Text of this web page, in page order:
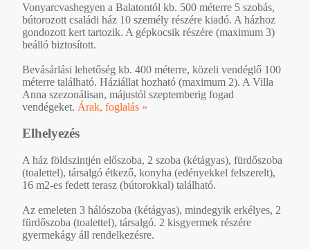
Vonyarcvashegyen a Balatontól kb. 500 méterre 5 szobás,
bútorozott családi ház 10 személy részére kiadó. A házhoz
gondozott kert tartozik. A gépkocsik részére (maximum 3)
beálló biztosított.
Bevásárlási lehetőség kb. 400 méterre, közeli vendéglő 100
méterre található. Háziállat hozható (maximum 2). A Villa
Anna szezonálisan, májustól szeptemberig fogad
vendégeket. Árak, foglalás »
Elhelyezés
A ház földszintjén előszoba, 2 szoba (kétágyas), fürdőszoba
(toalettel), társalgó étkező, konyha (edényekkel felszerelt),
16 m2-es fedett terasz (bútorokkal) található.
Az emeleten 3 hálószoba (kétágyas), mindegyik erkélyes, 2
fürdőszoba (toalettel), társalgó. 2 kisgyermek részére
gyermekágy áll rendelkezésre.